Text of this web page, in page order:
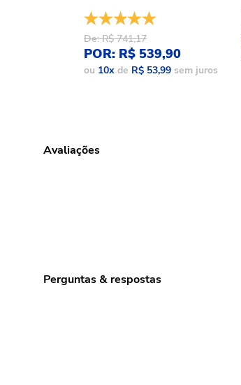
De: R$ 741,17
POR: R$ 539,90
ou 10x de R$ 53,99 sem juros
Avaliações
Perguntas & respostas